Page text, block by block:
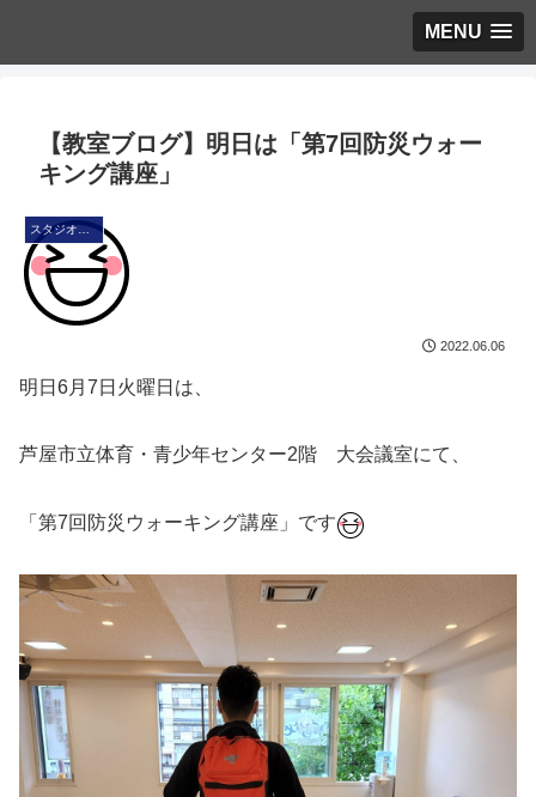
MENU
【教室ブログ】明日は「第7回防災ウォー
キング講座」
スタジオ・ブログ
2022.06.06
明日6月7日火曜日は、
芦屋市立体育・青少年センター2階 大会議室にて、
「第7回防災ウォーキング講座」です